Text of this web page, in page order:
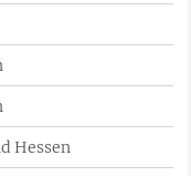
Hessen